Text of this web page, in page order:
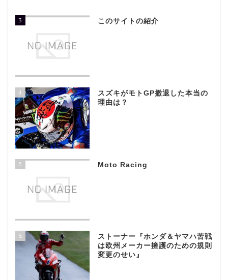
3 このサイトの紹介
4
スズキがモトGP撤退した本当の
理由は？
5 Moto Racing
6
ストーナー『ホンダ＆ヤマハ苦戦
は欧州メーカー擁護のための規則
変更のせい』